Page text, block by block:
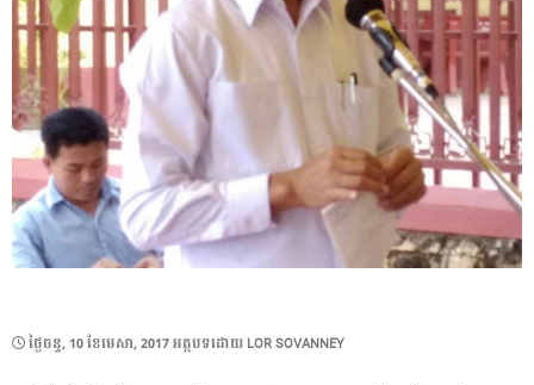
POSTED
ថ្ងៃ​ចន្ទ, 10 ខែ​មេសា, 2017អត្ថបទដោយ LOR SOVANNEY